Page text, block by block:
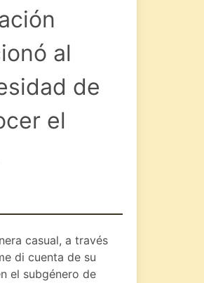
al
de
el
casual, a través
di cuenta de su
el subgénero de